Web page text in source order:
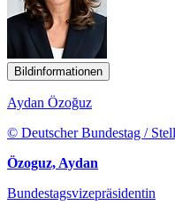
Bildinformationen
Aydan Özoğuz
© Deutscher Bundestag /
Özoguz, Aydan
Bundestagsvizepräsidentin